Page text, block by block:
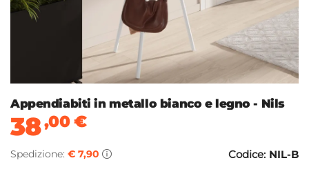
Appendiabiti in metallo bianco e legno - Nils
38,00€
Spedizione: € 7,90 Codice: NIL-B